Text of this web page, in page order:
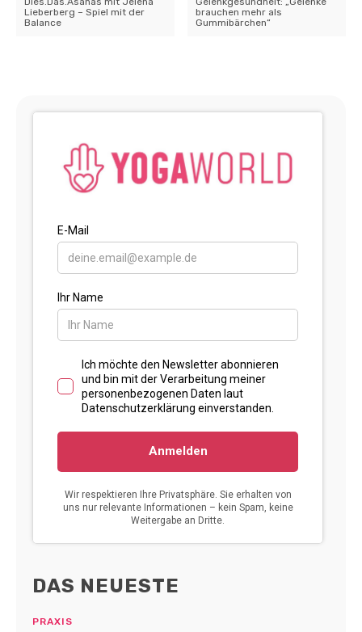
Lieberberg – Spiel mit der
Balance
brauchen mehr als
Gummibärchen“
DAS NEUESTE
PRAXIS